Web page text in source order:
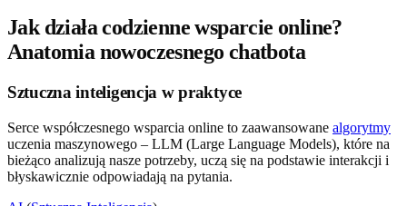
Jak działa codzienne wsparcie online?
Anatomia nowoczesnego chatbota
Sztuczna inteligencja w praktyce
Serce współczesnego wsparcia online to zaawansowane algorytmy
uczenia maszynowego – LLM (Large Language Models), które na
bieżąco analizują nasze potrzeby, uczą się na podstawie interakcji i
błyskawicznie odpowiadają na pytania.